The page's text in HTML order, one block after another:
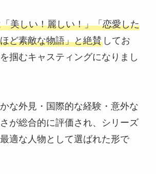
美しい！麗しい！」「恋愛した
ど素敵な物語」と絶賛してお
掴むキャスティングになりまし
な外見・国際的な経験・意外な
が総合的に評価され、シリーズ
適な人物として選ばれた形で